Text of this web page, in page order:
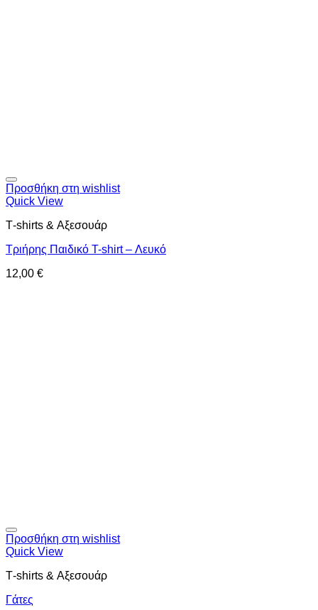
Προσθήκη στη wishlist
Quick View
Τ-shirts & Αξεσουάρ
Τριήρης Παιδικό T-shirt – Λευκό
12,00 €
Προσθήκη στη wishlist
Quick View
Τ-shirts & Αξεσουάρ
Γάτες